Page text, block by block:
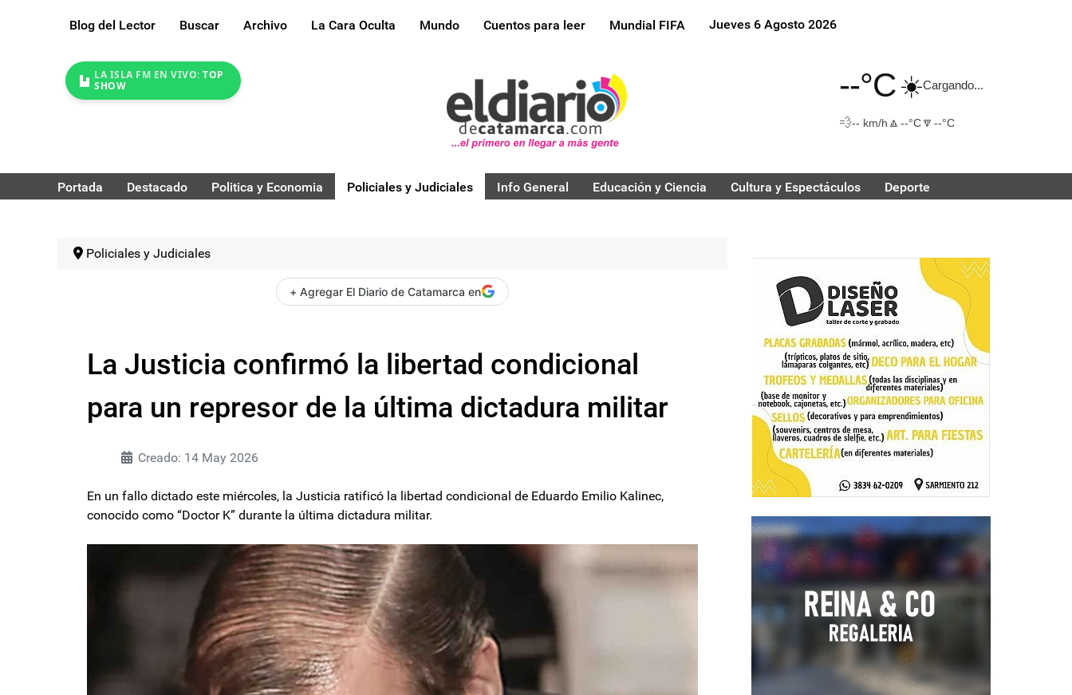
Blog del Lector Buscar Archivo La Cara Oculta Mundo Cuentos para leer Mundial FIFA Jueves 6 Agosto 2026
LA ISLA FM EN VIVO: TOP
SHOW
--°C☀️Cargando...
💨-- km/h 🔼 --°C🔽 --°C
Portada Destacado Politica y Economia Policiales y Judiciales Info General Educación y Ciencia Cultura y Espectáculos Deporte
Policiales y Judiciales
+ Agregar El Diario de Catamarca en
La Justicia confirmó la libertad condicional
para un represor de la última dictadura militar
Creado: 14 May 2026
En un fallo dictado este miércoles, la Justicia ratificó la libertad condicional de Eduardo Emilio Kalinec,
conocido como “Doctor K” durante la última dictadura militar.